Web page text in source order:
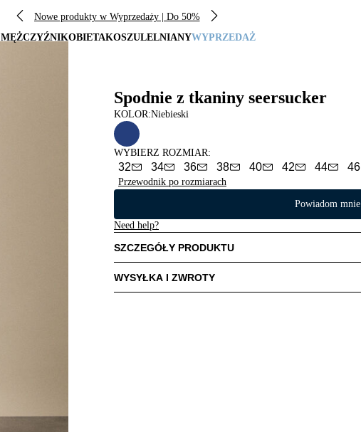
Nowe produkty w Wyprzedaży | Do 50%
MĘŻCZYŹNIKOBIETAKOSZULELNIANYWYPRZEDAŻ
Spodnie z tkaniny seersucker
KOLOR:Niebieski
WYBIERZ ROZMIAR:
32 34 36 38 40 42 44 46
Przewodnik po rozmiarach
Powiadom mnie
Need help?
SZCZEGÓŁY PRODUKTU
WYSYŁKA I ZWROTY